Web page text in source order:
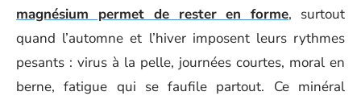
magnésium permet de rester en forme, surtout
quand l’automne et l’hiver imposent leurs rythmes
pesants : virus à la pelle, journées courtes, moral en
berne, fatigue qui se faufile partout. Ce minéral